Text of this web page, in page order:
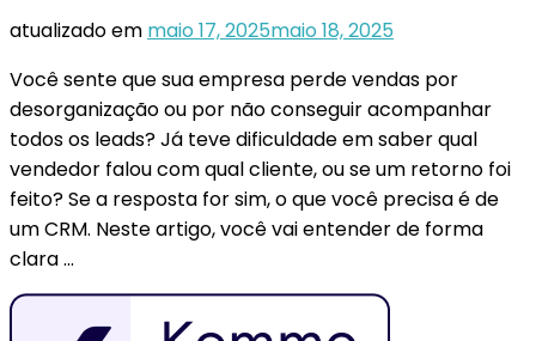
atualizado em maio 17, 2025maio 18, 2025
Você sente que sua empresa perde vendas por
desorganização ou por não conseguir acompanhar
todos os leads? Já teve dificuldade em saber qual
vendedor falou com qual cliente, ou se um retorno foi
feito? Se a resposta for sim, o que você precisa é de
um CRM. Neste artigo, você vai entender de forma
clara …